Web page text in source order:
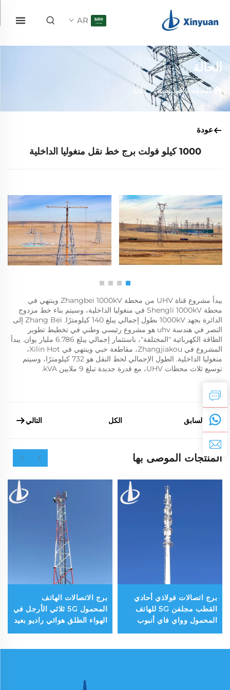
AR
الحالة
الصفحة الرئيسية>حالة
عودة
1000 كيلو فولت برج خط نقل منغوليا الداخلية
يبدأ مشروع قناة UHV من محطة Zhangbei 1000kV وينتهي في
محطة Shengli 1000kV في منغوليا الداخلية، وسيتم بناء خط مزدوج
الدائرة بجهد 1000kV بطول إجمالي يبلغ 140 كيلومترًا. Zhang Bei إلى
النصر في هندسة uhv هو مشروع رئيسي وطني في تخطيط تطوير
الطاقة الكهربائية "المختلفة"، باستثمار إجمالي يبلغ 6.786 مليار يوان. يبدأ
المشروع في Zhangjiakou، مقاطعة خبي وينتهي في Xilin Hot،
منغوليا الداخلية. الطول الإجمالي لخط النقل هو 732 كيلومترًا، وسيتم
توسيع ثلاث محطات UHV، مع قدرة جديدة تبلغ 9 ملايين kVA.
السابق الكل التالي
المنتجات الموصى بها
برج اتصالات فولاذي أحادي
القطب مجلفن 5G للهاتف
المحمول وواي فاي أنبوب
واحد
برج الاتصالات الهاتف
المحمول 5G ثلاثي الأرجل في
الهواء الطلق هوائي راديو بعيد
المدى برج الاتصالات المجلفن